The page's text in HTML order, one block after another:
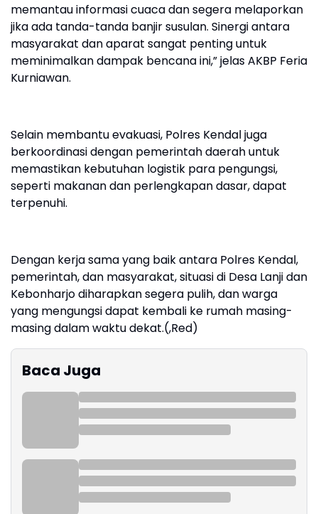
memantau informasi cuaca dan segera melaporkan
jika ada tanda-tanda banjir susulan. Sinergi antara
masyarakat dan aparat sangat penting untuk
meminimalkan dampak bencana ini,” jelas AKBP Feria
Kurniawan.
Selain membantu evakuasi, Polres Kendal juga
berkoordinasi dengan pemerintah daerah untuk
memastikan kebutuhan logistik para pengungsi,
seperti makanan dan perlengkapan dasar, dapat
terpenuhi.
Dengan kerja sama yang baik antara Polres Kendal,
pemerintah, dan masyarakat, situasi di Desa Lanji dan
Kebonharjo diharapkan segera pulih, dan warga
yang mengungsi dapat kembali ke rumah masing-
masing dalam waktu dekat.(,Red)
Baca Juga